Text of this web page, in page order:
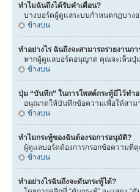
ทำไมฉันถึงได้รับคำเตือน?
บางบอร์ดผู้ดูแลระบบกำหนดกฏบาง
ข้างบน
ทำอย่างไร ฉันถึงจะสามารถรายงานก
หากผู้ดูแลบอร์ดอนุญาต คุณจะเห็นปุ่ม
ข้างบน
ปุ่ม “บันทึก” ในการโพสต์กระทู้มีไว้ทำอ
อนุณาตให้บันทึกข้อความเพื่อให้สาม
ข้างบน
ทำไมกระทู้ของฉันต้องรอการอนุมัติ?
ผู้ดูแลบอร์ดต้องการกรอกข้อความที่
ข้างบน
ทำอย่างไรฉันถึงจะดันกระทู้ได้?